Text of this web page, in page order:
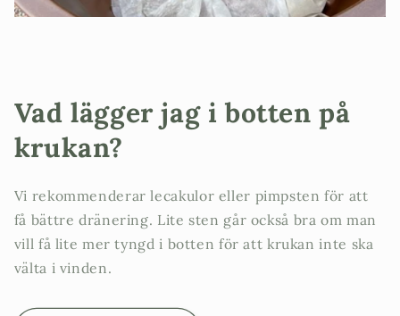
Vad lägger jag i botten på
krukan?
Vi rekommenderar lecakulor eller pimpsten för att
få bättre dränering. Lite sten går också bra om man
vill få lite mer tyngd i botten för att krukan inte ska
välta i vinden.